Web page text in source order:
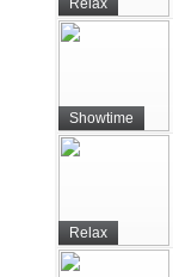
Relax
Showtime
Relax